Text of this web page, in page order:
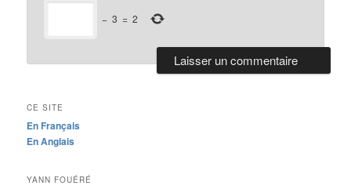
− 3 = 2
CE SITE
En Français
En Anglais
YANN FOUÉRÉ